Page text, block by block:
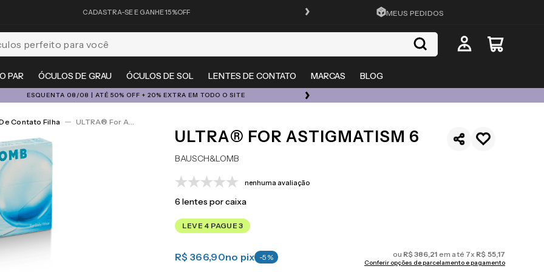
CADASTRA-SE E GANHE 15%OFF FRETE GRÁTIS EM TODO O SITE
MEUS PEDIDOS
PAR ÓCULOS DE GRAU ÓCULOS DE SOL LENTES DE CONTATO MARCAS BLOG
para você
ESQUENTA 08/08 | ATÉ 50% OFF + 20% EXTRA EM TODO O SITE ÓCULOS DE GRAU, SOL E LENTES COM ATÉ 50% OFF + 20% EXTRA
Contato Filha ULTRA® For Astigmatism 6
ULTRA® FOR ASTIGMATISM 6
BAUSCH&LOMB
nenhuma avaliação
6 lentes por caixa
LEVE 4 PAGUE 3
R$ 366,90no pix -5 % ou R$386,21 em até 7x R$ 55,17
Conferir opções de parcelamento e pagamento